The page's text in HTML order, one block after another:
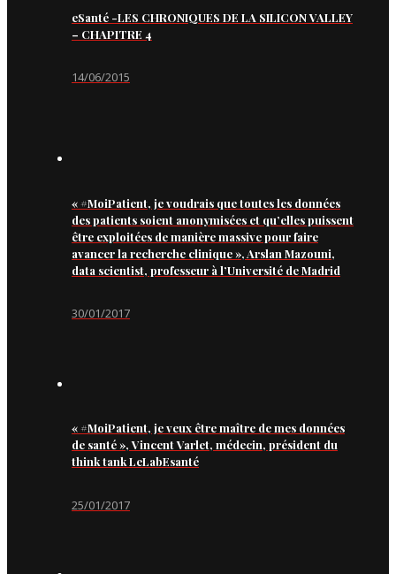
eSanté -LES CHRONIQUES DE LA SILICON VALLEY
– CHAPITRE 4
14/06/2015
« #MoiPatient, je voudrais que toutes les données
des patients soient anonymisées et qu’elles puissent
être exploitées de manière massive pour faire
avancer la recherche clinique », Arslan Mazouni,
data scientist, professeur à l’Université de Madrid
30/01/2017
« #MoiPatient, je veux être maître de mes données
de santé », Vincent Varlet, médecin, président du
think tank LeLabEsanté
25/01/2017